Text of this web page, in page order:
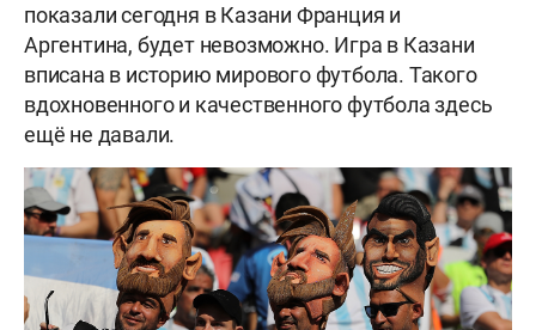
показали сегодня в Казани Франция и
Аргентина, будет невозможно. Игра в Казани
вписана в историю мирового футбола. Такого
вдохновенного и качественного футбола здесь
ещё не давали.